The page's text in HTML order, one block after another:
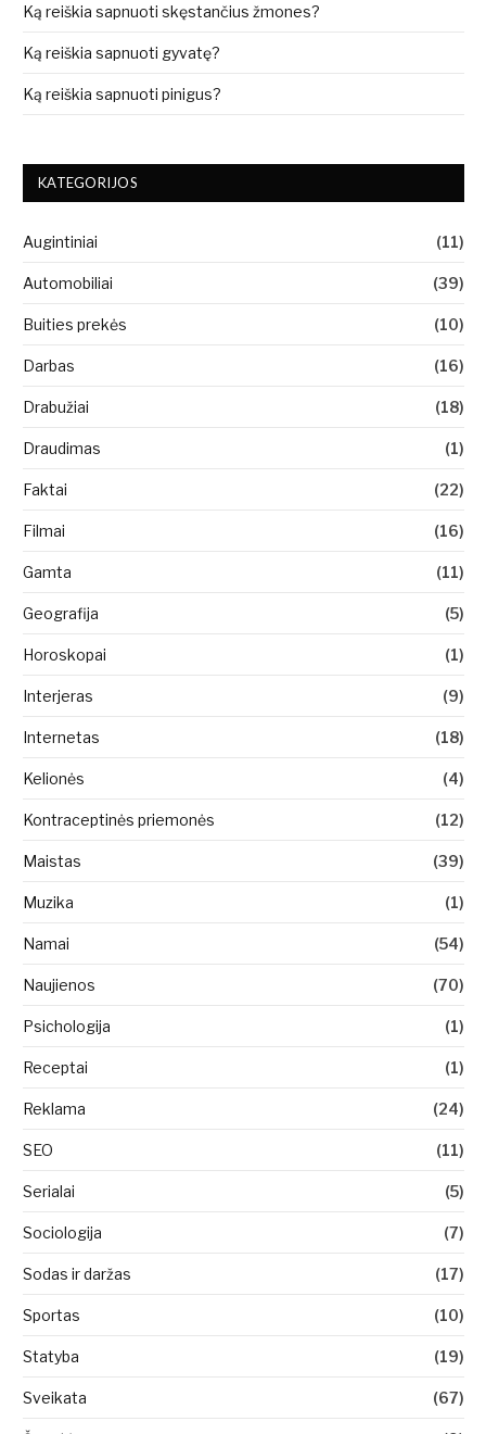
Ką reiškia sapnuoti skęstančius žmones?
Ką reiškia sapnuoti gyvatę?
Ką reiškia sapnuoti pinigus?
KATEGORIJOS
Augintiniai (11)
Automobiliai (39)
Buities prekės (10)
Darbas (16)
Drabužiai (18)
Draudimas (1)
Faktai (22)
Filmai (16)
Gamta (11)
Geografija (5)
Horoskopai (1)
Interjeras (9)
Internetas (18)
Kelionės (4)
Kontraceptinės priemonės (12)
Maistas (39)
Muzika (1)
Namai (54)
Naujienos (70)
Psichologija (1)
Receptai (1)
Reklama (24)
SEO (11)
Serialai (5)
Sociologija (7)
Sodas ir daržas (17)
Sportas (10)
Statyba (19)
Sveikata (67)